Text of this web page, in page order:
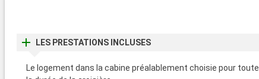
LES PRESTATIONS INCLUSES
Le logement dans la cabine préalablement choisie pour toute